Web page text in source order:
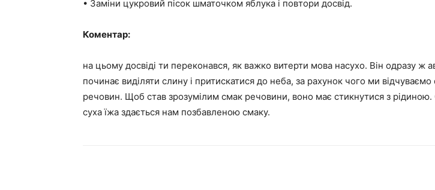
• Заміни цукровий пісок шматочком яблука і повтори досвід.
Коментар:
на цьому досвіді ти переконався, як важко витерти мова насухо. Він одразу ж
починає виділяти слину і притискатися до неба, за рахунок чого ми відчуваємо
речовин. Щоб став зрозумілим смак речовини, воно має стикнутися з
суха їжа здається нам позбавленою смаку.